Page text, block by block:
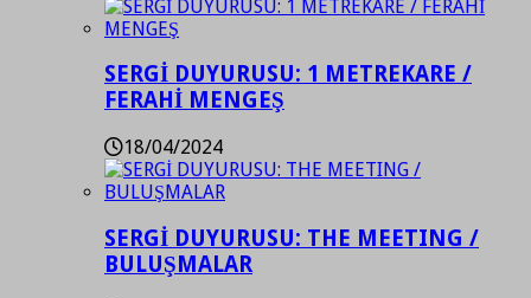
SERGİ DUYURUSU: 1 METREKARE /
FERAHİ MENGEŞ
18/04/2024
SERGİ DUYURUSU: THE MEETING /
BULUŞMALAR